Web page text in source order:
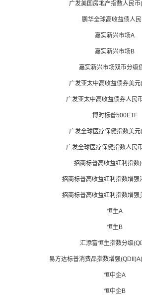
广发美国房地产指数人民币
鹏华全球高收益债人
嘉实新兴市场A
嘉实新兴市场B
嘉实新兴市场双币分级
广发亚太中高收益债券美元
广发亚太中高收益债券人民
博时标普500ETF
广发全球医疗保健指数美元
广发全球医疗保健指数人民
招商标普高收益红利指数
招商标普高收益红利指数增强
招商标普高收益红利指数增强
恒生A
恒生B
汇添富恒生指数分级
易方达标普消费品指数增强
恒中企A
恒中企B